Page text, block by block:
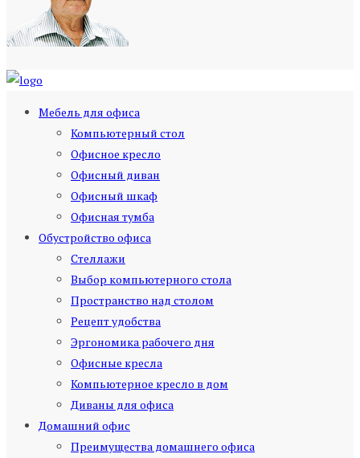
Мебель для офиса
Компьютерный стол
Офисное кресло
Офисный диван
Офисный шкаф
Офисная тумба
Обустройство офиса
Стеллажи
Выбор компьютерного стола
Пространство над столом
Рецепт удобства
Эргономика рабочего дня
Офисные кресла
Компьютерное кресло в дом
Диваны для офиса
Домашний офис
Преимущества домашнего офиса